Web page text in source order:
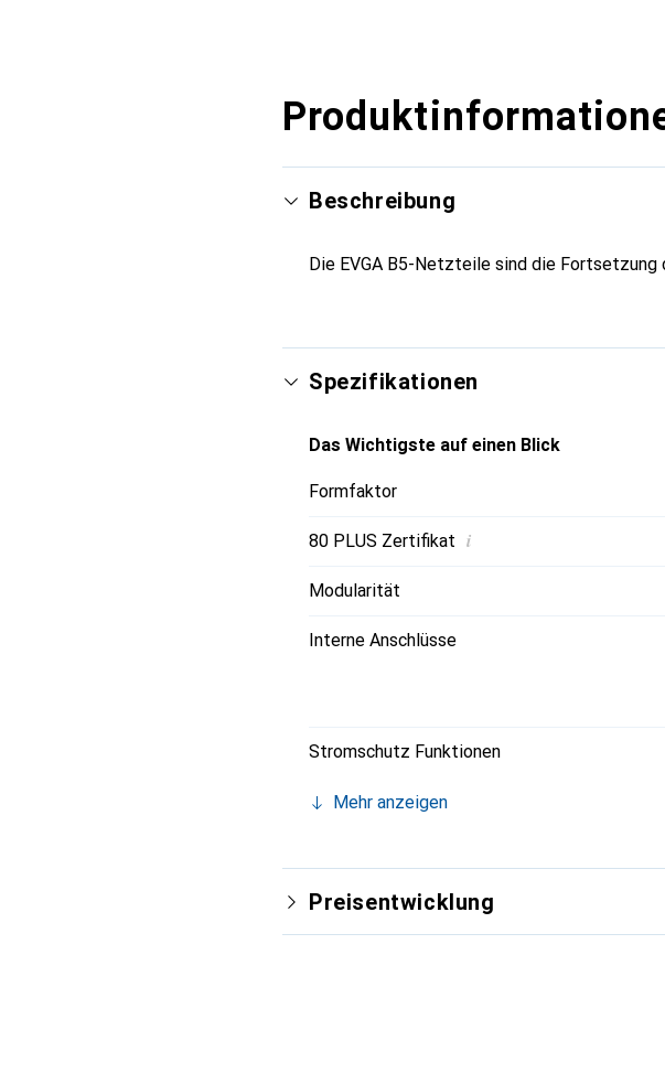
Beschreibung
Die EVGA B5-Netzteile sind die Fortsetzung
Spezifikationen
Das Wichtigste auf einen Blick
Formfaktor
80 PLUS Zertifikat i
Modularität
Interne Anschlüsse
Stromschutz Funktionen
Mehr anzeigen
Preisentwicklung